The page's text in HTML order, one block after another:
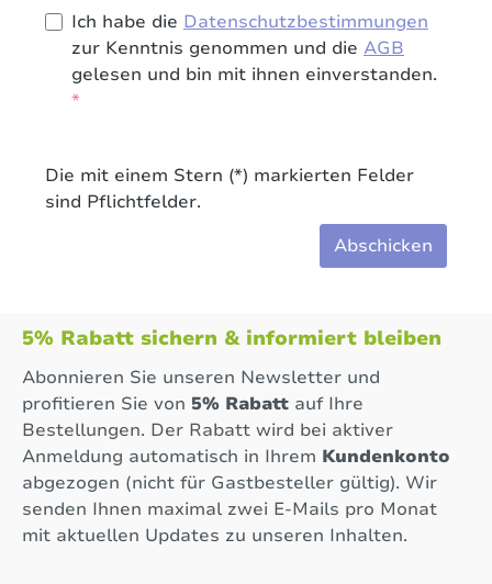
Ich habe die Datenschutzbestimmungen
zur Kenntnis genommen und die AGB
gelesen und bin mit ihnen einverstanden.
*
Die mit einem Stern (*) markierten Felder
sind Pflichtfelder.
Abschicken
5% Rabatt sichern & informiert bleiben
Abonnieren Sie unseren Newsletter und
profitieren Sie von 5% Rabatt auf Ihre
Bestellungen. Der Rabatt wird bei aktiver
Anmeldung automatisch in Ihrem Kundenkonto
abgezogen (nicht für Gastbesteller gültig). Wir
senden Ihnen maximal zwei E-Mails pro Monat
mit aktuellen Updates zu unseren Inhalten.